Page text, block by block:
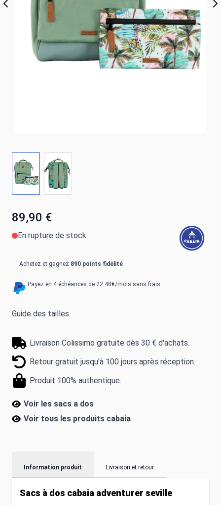
89,90 €
En rupture de stock
Achetez et gagnez 890 points fidélité
Payez en 4 échéances de 22.48€/mois sans frais.
Guide des tailles
Livraison Colissimo gratuite dès 30 € d'achats.
Retour gratuit jusqu'à 100 jours après réception.
Produit 100% authentique.
Voir les sacs a dos
Voir tous les produits cabaia
Information produit Livraison et retour
Sacs à dos cabaia adventurer seville